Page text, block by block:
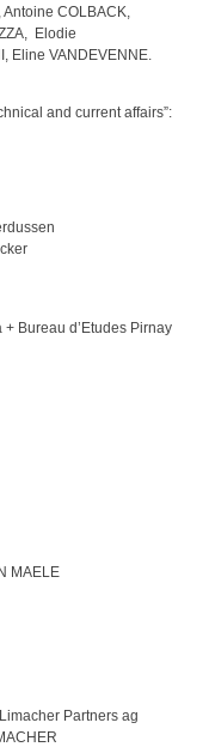
COLBACK,
Elodie
Eline VANDEVENNE.
and current affairs”:
Bureau d’Etudes Pirnay
MAELE
Partners ag